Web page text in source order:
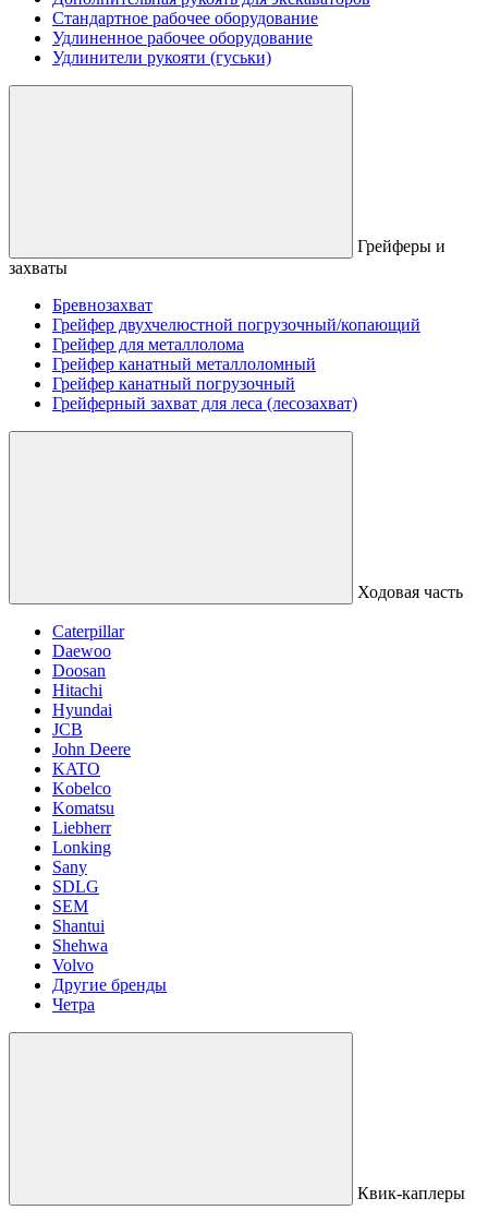
Стандартное рабочее оборудование
Удлиненное рабочее оборудование
Удлинители рукояти (гуськи)
Грейферы и
захваты
Бревнозахват
Грейфер двухчелюстной погрузочный/копающий
Грейфер для металлолома
Грейфер канатный металлоломный
Грейфер канатный погрузочный
Грейферный захват для леса (лесозахват)
Ходовая часть
Caterpillar
Daewoo
Doosan
Hitachi
Hyundai
JCB
John Deere
KATO
Kobelco
Komatsu
Liebherr
Lonking
Sany
SDLG
SEM
Shantui
Shehwa
Volvo
Другие бренды
Четра
Квик-каплеры